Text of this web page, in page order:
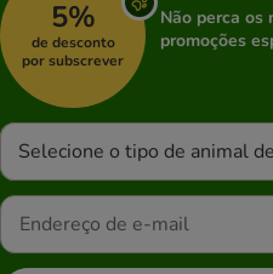
5%
de desconto
por subscrever
Não perca os
promoções
Selecione o tipo de animal